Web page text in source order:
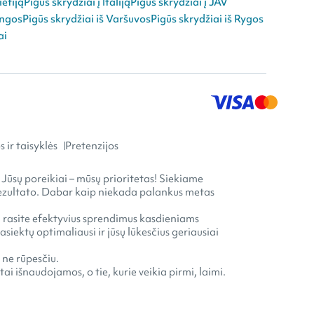
Pigūs skrydžiai iš VaršuvosPigūs skrydžiai iš Rygos
ir taisyklės Pretenzijos
poreikiai – mūsų prioritetas! Siekiame
Dabar kaip niekada palankus metas
efektyvius sprendimus kasdieniams
optimaliausi ir jūsų lūkesčius geriausiai
rūpesčiu.
išnaudojamos, o tie, kurie veikia pirmi, laimi.